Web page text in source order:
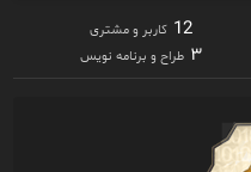
12 کاربر و مشتری
۳ طراح و برنامه نویس